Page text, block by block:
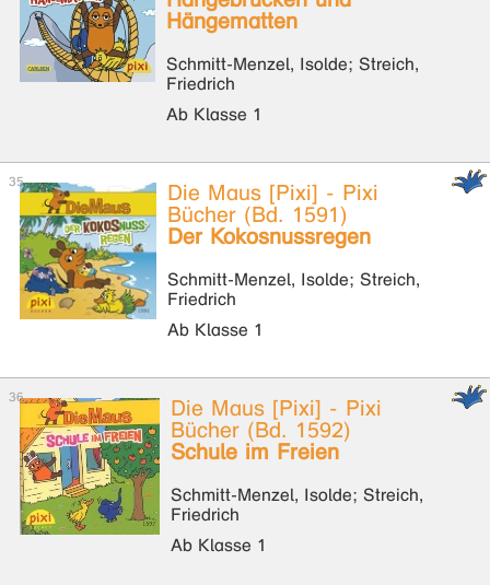
Hängematten
Schmitt-Menzel, Isolde; Streich,
Friedrich
Ab Klasse 1
Die Maus [Pixi] - Pixi
Bücher (Bd. 1591)
Der Kokosnussregen
Schmitt-Menzel, Isolde; Streich,
Friedrich
Ab Klasse 1
Die Maus [Pixi] - Pixi
Bücher (Bd. 1592)
Schule im Freien
Schmitt-Menzel, Isolde; Streich,
Friedrich
Ab Klasse 1